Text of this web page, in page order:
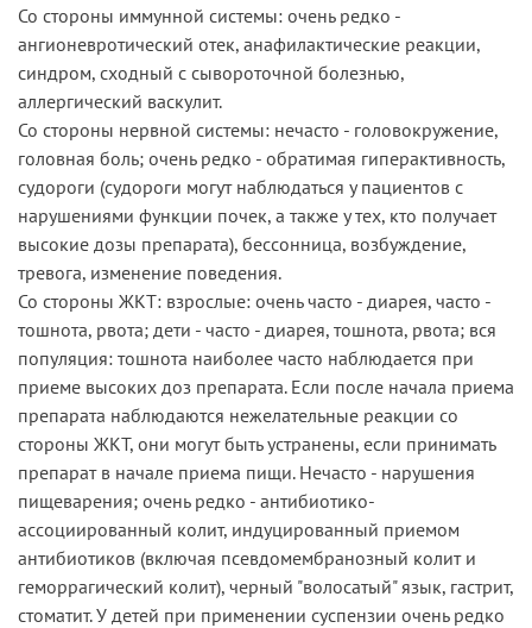
Со стороны иммунной системы: очень редко -
ангионевротический отек, анафилактические реакции,
синдром, сходный с сывороточной болезнью,
аллергический васкулит.
Со стороны нервной системы: нечасто - головокружение,
головная боль; очень редко - обратимая гиперактивность,
судороги (судороги могут наблюдаться у пациентов с
нарушениями функции почек, а также у тех, кто получает
высокие дозы препарата), бессонница, возбуждение,
тревога, изменение поведения.
Со стороны ЖКТ: взрослые: очень часто - диарея, часто -
тошнота, рвота; дети - часто - диарея, тошнота, рвота; вся
популяция: тошнота наиболее часто наблюдается при
приеме высоких доз препарата. Если после начала приема
препарата наблюдаются нежелательные реакции со
стороны ЖКТ, они могут быть устранены, если принимать
препарат в начале приема пищи. Нечасто - нарушения
пищеварения; очень редко - антибиотико-
ассоциированный колит, индуцированный приемом
антибиотиков (включая псевдомембранозный колит и
геморрагический колит), черный "волосатый" язык, гастрит,
стоматит. У детей при применении суспензии очень редко